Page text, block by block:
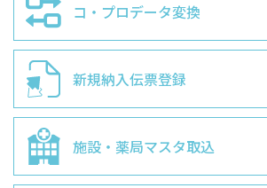
コ・プロデータ変換
新規納入伝票登録
施設・薬局マスタ取込